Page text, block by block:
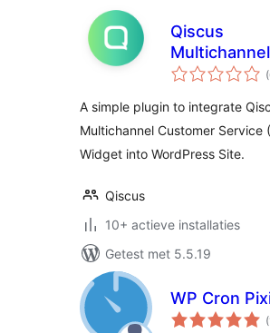
Qiscus
Multichannel
Widget
A simple plugin to integrate
Multichannel Customer Service
Widget into WordPress Site.
Qiscus
10+ actieve installaties
Getest met 5.5.19
WP Cron